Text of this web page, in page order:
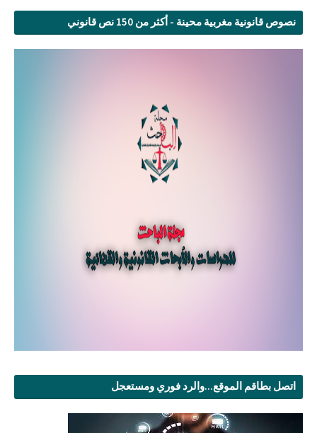
نصوص قانونية مغربية محينة - أكثر من 150 نص قانوني
اتصل بطاقم الموقع...والرد فوري ومستعجل